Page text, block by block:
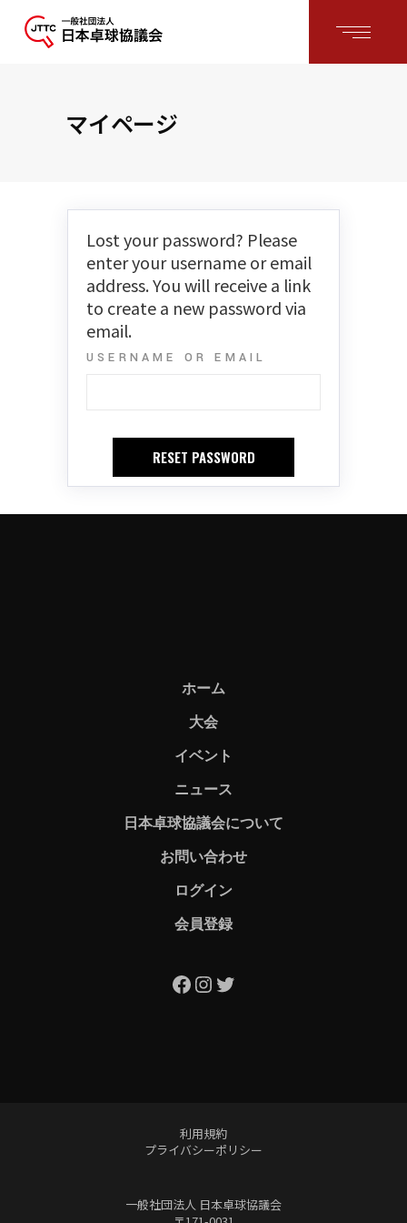
マイページ
Lost your password? Please
enter your username or email
address. You will receive a link
to create a new password via
email.
USERNAME OR EMAIL
ホーム
大会
イベント
ニュース
日本卓球協議会について
お問い合わせ
ログイン
会員登録
Facebook
Instagram
Twitter
利用規約
プライバシーポリシー
一般社団法人 日本卓球協議会